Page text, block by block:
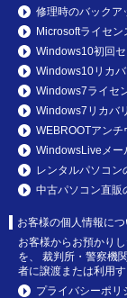
修理時のバックア
Microsoftライセン
Windows10初回
Windows10リカ
Windows7ライセ
Windows7リカバ
WEBROOTアン
WindowsLiveメー
レンタルパソコン
中古パソコン直販
お客様の個人情報につ
お客様からお預かり
を、 裁判所・警察機
者に譲渡または利用
プライバシーポリ